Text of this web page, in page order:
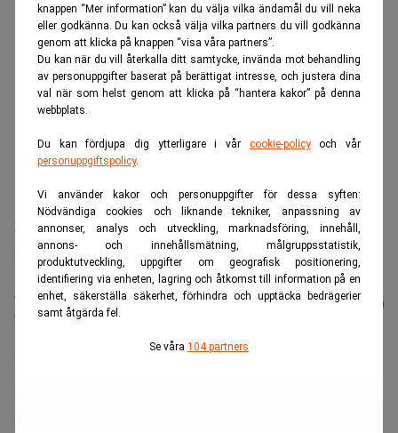
knappen “Mer information” kan du välja vilka ändamål du vill neka
eller godkänna. Du kan också välja vilka partners du vill godkänna
genom att klicka på knappen “visa våra partners”.
Du kan när du vill återkalla ditt samtycke, invända mot behandling
av personuppgifter baserat på berättigat intresse, och justera dina
val när som helst genom att klicka på “hantera kakor” på denna
webbplats.
Du kan fördjupa dig ytterligare i vår cookie-policyoch vår
personuppgiftspolicy.
Vi använder kakor och personuppgifter för dessa syften:
Nödvändiga cookies och liknande tekniker, anpassning av
annonser, analys och utveckling, marknadsföring, innehåll,
annons- och innehållsmätning, målgruppsstatistik,
produktutveckling, uppgifter om geografisk positionering,
identifiering via enheten, lagring och åtkomst till information på en
enhet, säkerställa säkerhet, förhindra och upptäcka bedrägerier
samt åtgärda fel.
Se våra 104 partners
Läs mer:
Knut Rost tar plats i Alecta Fastigheters styrelse
Läs mer från Realtid - vårt nyhetsbrev
är kostnadsfritt:
Prenumerera